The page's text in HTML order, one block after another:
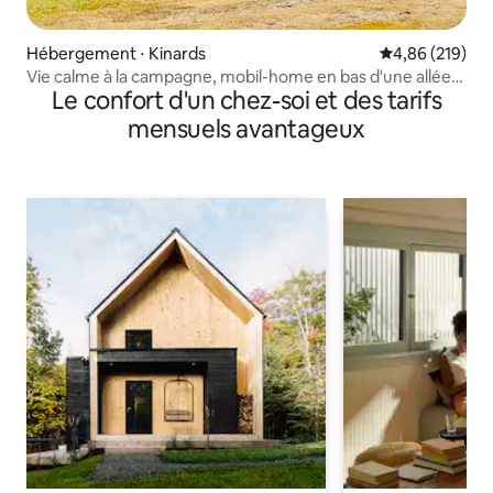
Hébergement ⋅ Kinards Évaluation
4,86 (219)
Vie calme à la campagne, mobil-home en bas d'une allée
de terre
Le confort d'un chez-soi et des tarifs
mensuels avantageux